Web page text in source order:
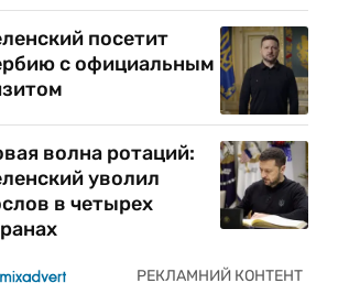
посетит
с официальным
волна ротаций:
уволил
в четырех